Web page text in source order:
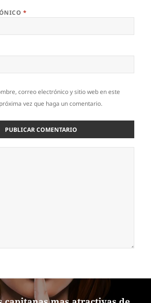
*
correo electrónico y sitio web en este
vez que haga un comentario.